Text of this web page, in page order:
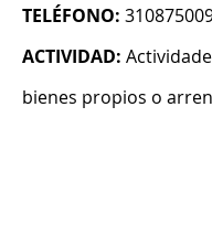
TELÉFONO:
ACTIVIDAD:
bienes propios o